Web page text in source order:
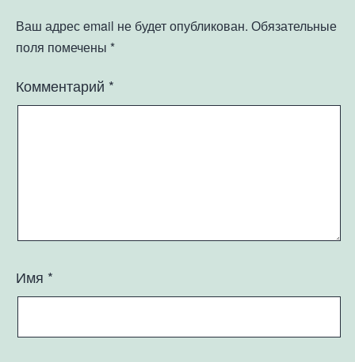
Ваш адрес email не будет опубликован. Обязательные
поля помечены *
Комментарий *
Имя *